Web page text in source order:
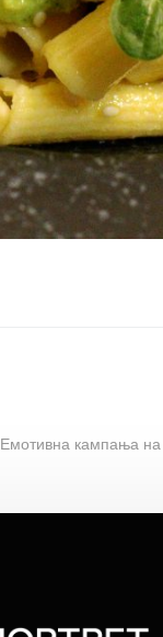
Емотивна кампања